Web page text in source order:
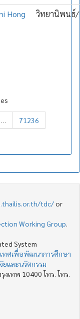
Hong
วิทยานิพนธ์/
…
71236
tdc/or
Working Group.
System
เทศเพื่อพัฒนาการศึกษา
ยและนวัตกรรม
งเทพ 10400 โทร. โทร.